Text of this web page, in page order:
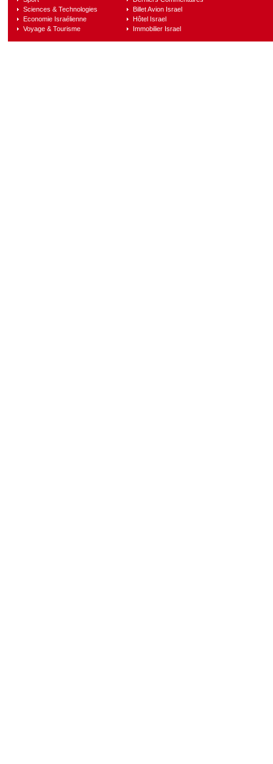
Sciences & Technologies
Economie Israélienne
Voyage & Tourisme
Billet Avion Israel
Hôtel Israel
Immobilier Israel